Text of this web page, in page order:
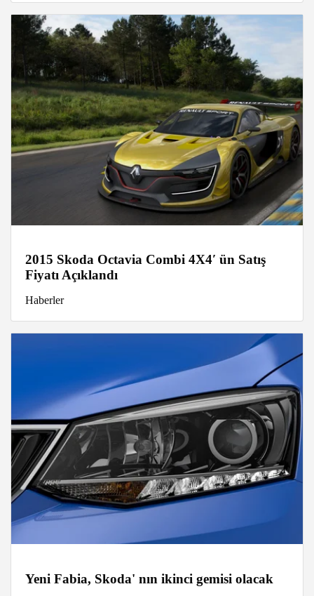
2015 Skoda Octavia Combi 4X4′ ün Satış
Fiyatı Açıklandı
Haberler
Yeni Fabia, Skoda' nın ikinci gemisi olacak